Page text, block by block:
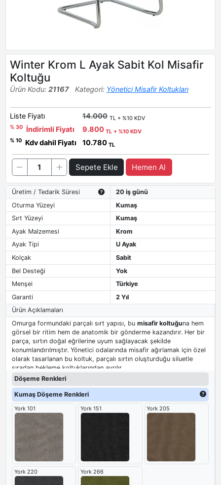
Winter Krom L Ayak Sabit Kol Misafir
Koltuğu
Ürün Kodu: 21167 Kategori: Yönetici Misafir Koltukları
Liste Fiyatı 14.000 TL + %10 KDV
% 30
İndirimli Fiyatı 9.800 TL + %10 KDV
% 10
Kdv dahil Fiyatı 10.780 TL
Sepete Ekle Hemen Al
Üretim / Tedarik Süresi
20 iş günü
Oturma Yüzeyi
Kumaş
Sırt Yüzeyi
Kumaş
Ayak Malzemesi
Krom
Ayak Tipi
U Ayak
Kolçak
Sabit
Bel Desteği
Yok
Menşei
Türkiye
Garanti
2 Yıl
Ürün Açıklamaları
Omurga formundaki parçalı sırt yapısı, bu misafir koltuğuna hem
görsel bir ritim hem de anatomik bir gönderme kazandırır. Her bir
parça, sırtın doğal eğrilerine uyum sağlayacak şekilde
konumlandırılmıştır. Yönetici odalarında misafir ağırlamak için özel
olarak tasarlanan bu koltuk, parçalı sırtın oluşturduğu siluetle
sıradan bekleme koltuklarından ayrılır.
Döşeme Renkleri
Kumaş Döşeme Renkleri
York 101 York 151 York 205
York 220 York 266